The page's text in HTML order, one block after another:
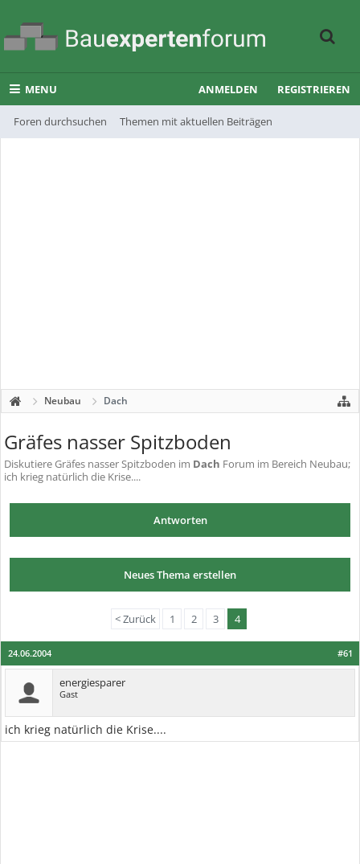
MENU
Foren durchsuchen Themen mit aktuellen Beiträgen
ANMELDEN REGISTRIEREN
Neubau Dach
Gräfes nasser Spitzboden
DiskutiereGräfes nasser Spitzboden im Dach Forum im Bereich Neubau;
ich krieg natürlich die Krise....
Antworten
Neues Thema erstellen
< Zurück 1 2 3 4
#61
24.06.2004
energiesparer
Gast
ich krieg natürlich die Krise....